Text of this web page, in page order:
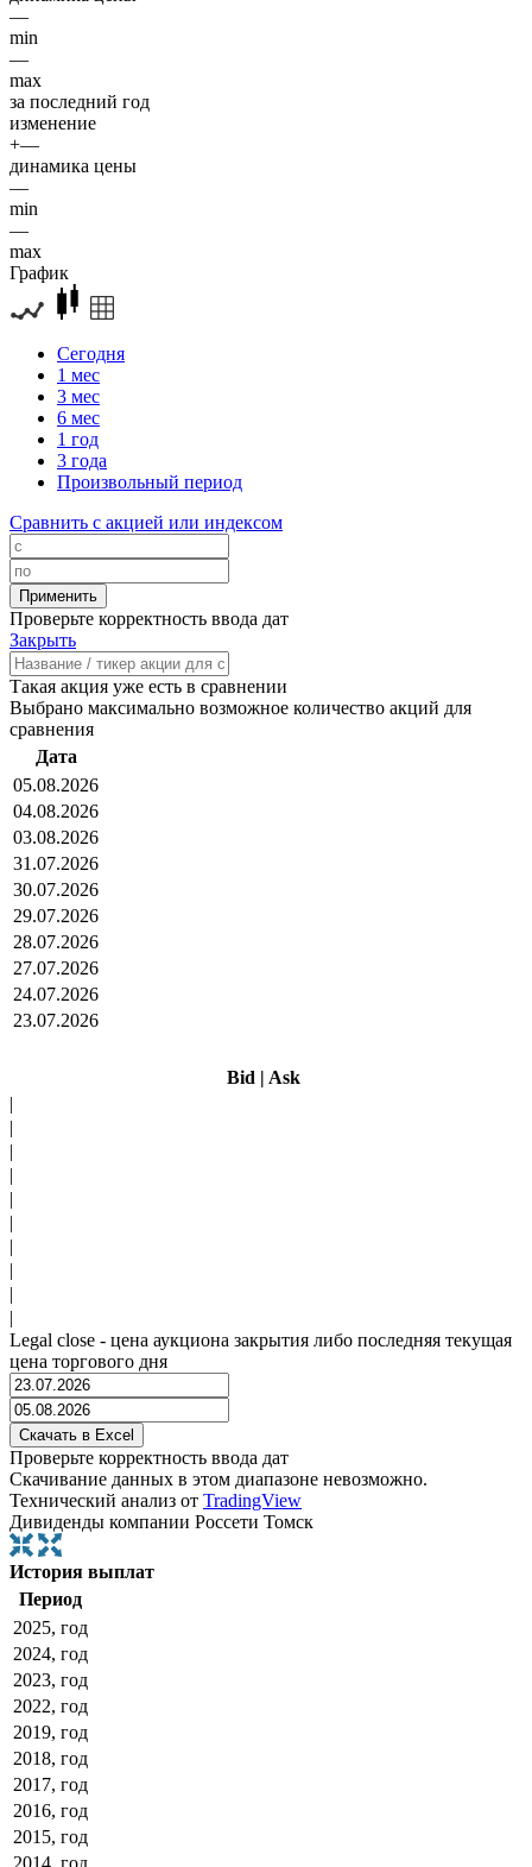
—
min
—
max
за последний год
изменение
+—
динамика цены
—
min
—
max
График
Сегодня
1 мес
3 мес
6 мес
1 год
3 года
Произвольный период
Сравнить с акцией или индексом
Проверьте корректность ввода дат
Закрыть
Такая акция уже есть в сравнении
Выбрано максимально возможное количество акций для
сравнения
Дата
05.08.2026
04.08.2026
03.08.2026
31.07.2026
30.07.2026
29.07.2026
28.07.2026
27.07.2026
24.07.2026
23.07.2026
Bid | Ask
|
|
|
|
|
|
|
|
|
|
Legal close - цена аукциона закрытия либо последняя текущая
цена торгового дня
Проверьте корректность ввода дат
Скачивание данных в этом диапазоне невозможно.
Технический анализ от TradingView
Дивиденды компании Россети Томск
История выплат
Период
2025, год
2024, год
2023, год
2022, год
2019, год
2018, год
2017, год
2016, год
2015, год
2014, год